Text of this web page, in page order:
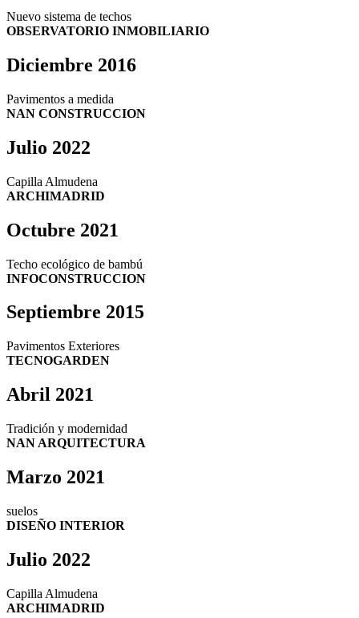
Nuevo sistema de techos
OBSERVATORIO INMOBILIARIO
Diciembre 2016
Pavimentos a medida
NAN CONSTRUCCION
Julio 2022
Capilla Almudena
ARCHIMADRID
Octubre 2021
Techo ecológico de bambú
INFOCONSTRUCCION
Septiembre 2015
Pavimentos Exteriores
TECNOGARDEN
Abril 2021
Tradición y modernidad
NAN ARQUITECTURA
Marzo 2021
suelos
DISEÑO INTERIOR
Julio 2022
Capilla Almudena
ARCHIMADRID